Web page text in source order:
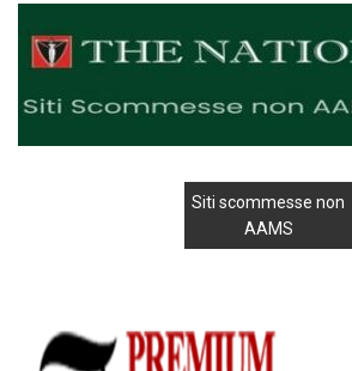
Siti scommesse non
AAMS